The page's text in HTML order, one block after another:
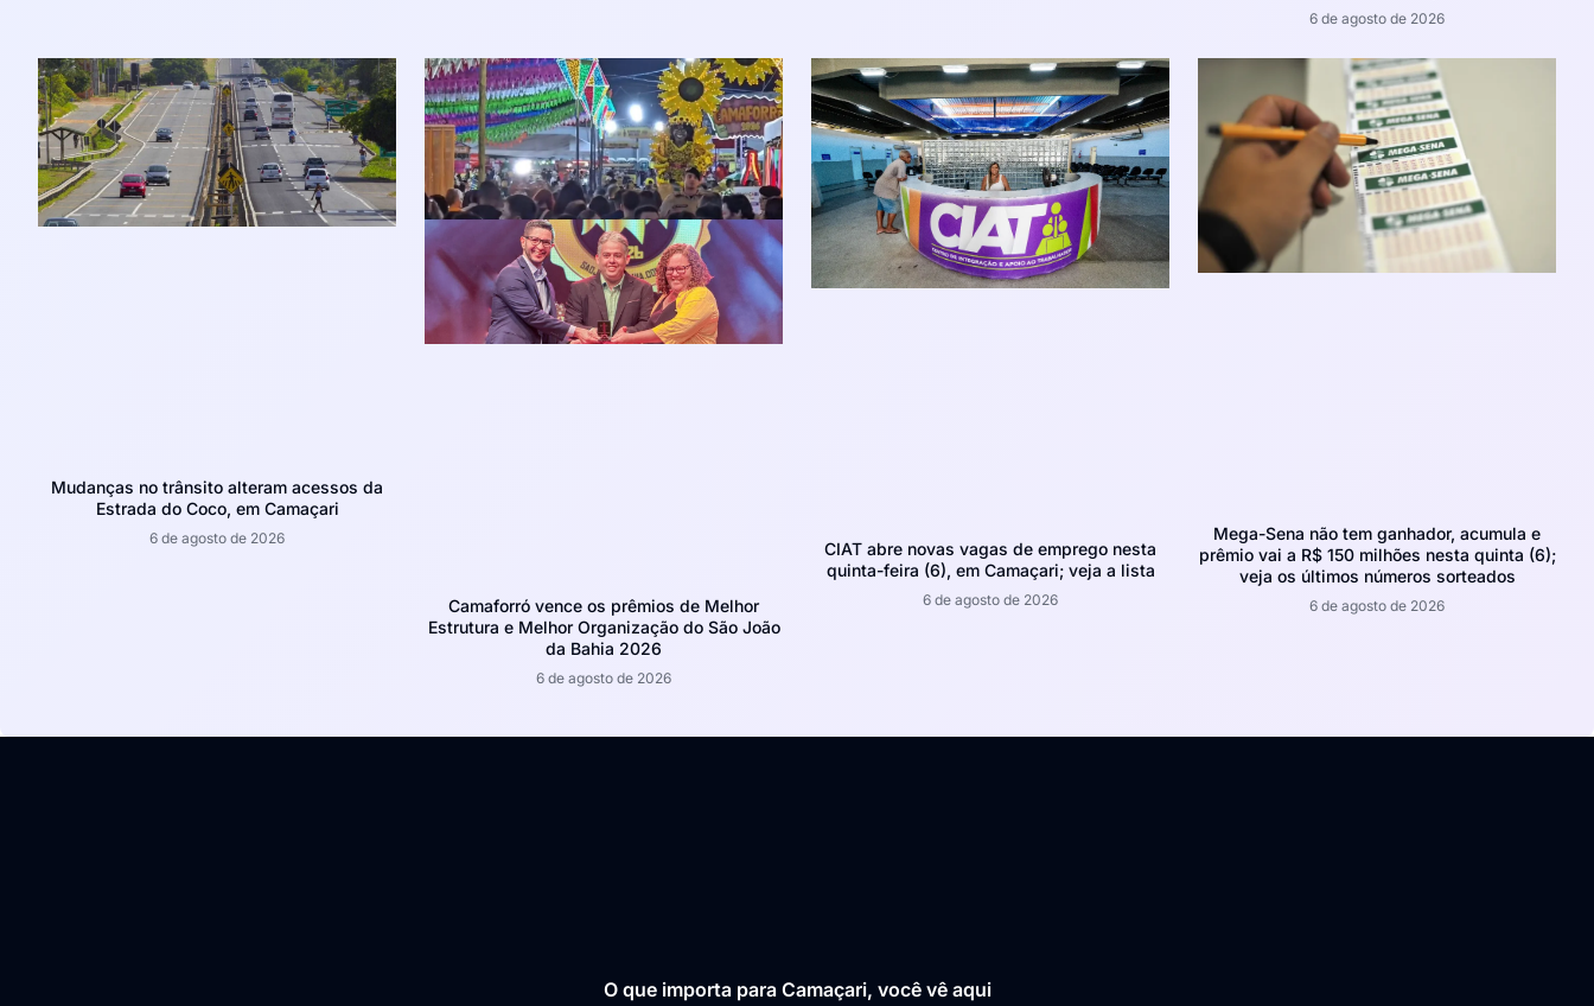
6 de agosto de 2026
Mudanças no trânsito alteram acessos da
Estrada do Coco, em Camaçari
6 de agosto de 2026
Camaforró vence os prêmios de Melhor
Estrutura e Melhor Organização do São João
da Bahia 2026
6 de agosto de 2026
CIAT abre novas vagas de emprego nesta
quinta-feira (6), em Camaçari; veja a lista
6 de agosto de 2026
Mega-Sena não tem ganhador, acumula e
prêmio vai a R$ 150 milhões nesta quinta (6);
veja os últimos números sorteados
6 de agosto de 2026
O que importa para Camaçari, você vê aqui